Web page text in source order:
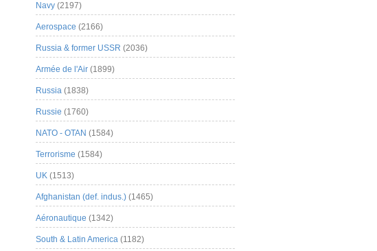
Navy (2197)
Aerospace (2166)
Russia & former USSR (2036)
Armée de l'Air (1899)
Russia (1838)
Russie (1760)
NATO - OTAN (1584)
Terrorisme (1584)
UK (1513)
Afghanistan (def. indus.) (1465)
Aéronautique (1342)
South & Latin America (1182)